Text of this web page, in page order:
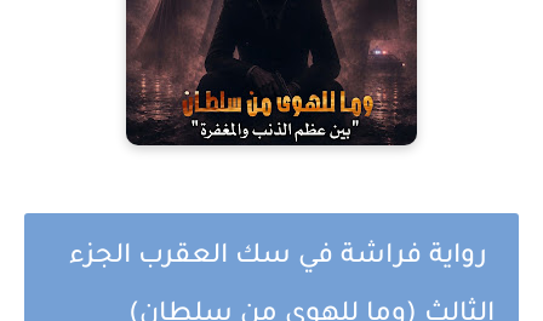
رواية فراشة في سك العقرب الجزء